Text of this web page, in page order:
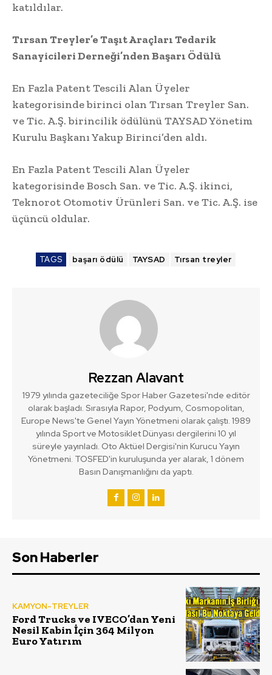
katıldılar.
Tırsan Treyler’e Taşıt Araçları Tedarik
Sanayicileri Derneği’nden Başarı Ödülü
En Fazla Patent Tescili Alan Üyeler
kategorisinde birinci olan Tırsan Treyler San.
ve Tic. A.Ş. birincilik ödülünü TAYSAD Yönetim
Kurulu Başkanı Yakup Birinci’den aldı.
En Fazla Patent Tescili Alan Üyeler
kategorisinde Bosch San. ve Tic. A.Ş. ikinci,
Teknorot Otomotiv Ürünleri San. ve Tic. A.Ş. ise
üçüncü oldular.
TAGS başarı ödülü TAYSAD Tırsan treyler
Rezzan Alavant
1979 yılında gazeteciliğe Spor Haber Gazetesi'nde editör
olarak başladı. Sırasıyla Rapor, Podyum, Cosmopolitan,
Europe News'te Genel Yayın Yönetmeni olarak çalıştı. 1989
yılında Sport ve Motosiklet Dünyası dergilerini 10 yıl
süreyle yayınladı. Oto Aktüel Dergisi'nin Kurucu Yayın
Yönetmeni. TOSFED'in kuruluşunda yer alarak, 1 dönem
Basın Danışmanlığını da yaptı.
Son Haberler
KAMYON-TREYLER
Ford Trucks ve IVECO’dan Yeni
Nesil Kabin İçin 364 Milyon
Euro Yatırım